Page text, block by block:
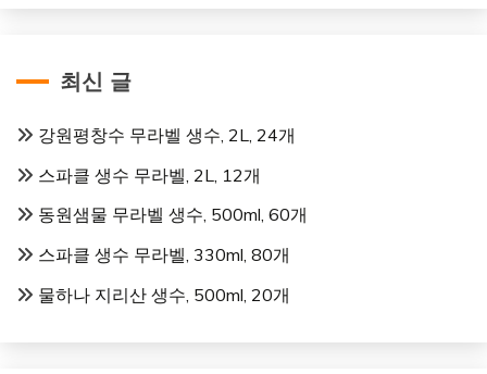
최신 글
강원평창수 무라벨 생수, 2L, 24개
스파클 생수 무라벨, 2L, 12개
동원샘물 무라벨 생수, 500ml, 60개
스파클 생수 무라벨, 330ml, 80개
물하나 지리산 생수, 500ml, 20개